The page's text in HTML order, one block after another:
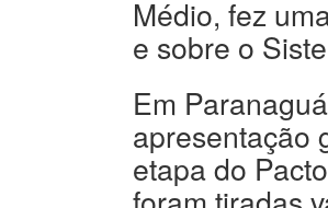
Médio, fez
e sobre o
Em
apresentação
etapa do